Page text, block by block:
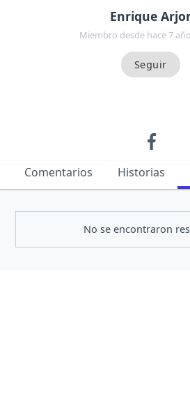
Enrique
Miembro desde hace 7
Comentarios Historias
No se encontraron